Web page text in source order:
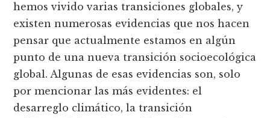
hemos vivido varias transiciones globales, y
existen numerosas evidencias que nos hacen
pensar que actualmente estamos en algún
punto de una nueva transición socioecológica
global. Algunas de esas evidencias son, solo
por mencionar las más evidentes: el
desarreglo climático, la transición